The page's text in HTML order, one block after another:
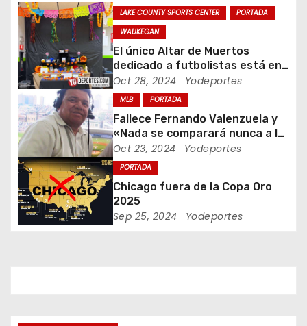
ó
n
d
e
e
n
t
r
LAKE COUNTY SPORTS CENTER
PORTADA
WAUKEGAN
El único Altar de Muertos
dedicado a futbolistas está en
Waukegan Indoor
Oct 28, 2024 Yodeportes
MLB PORTADA
Fallece Fernando Valenzuela y
«Nada se comparará nunca a la
Fernandomania» dijo Jaime
Jarrin
Oct 23, 2024 Yodeportes
PORTADA
Chicago fuera de la Copa Oro
2025
Sep 25, 2024 Yodeportes